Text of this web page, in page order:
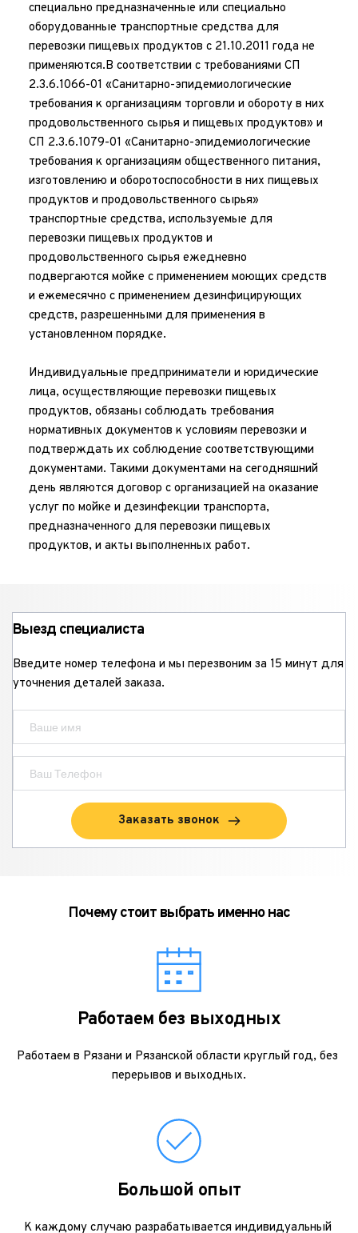
специально предназначенные или специально
оборудованные транспортные средства для
перевозки пищевых продуктов с 21.10.2011 года не
применяются.В соответствии с требованиями СП
2.3.6.1066-01 «Санитарно-эпидемиологические
требования к организациям торговли и обороту в них
продовольственного сырья и пищевых продуктов» и
СП 2.3.6.1079-01 «Санитарно-эпидемиологические
требования к организациям общественного питания,
изготовлению и оборотоспособности в них пищевых
продуктов и продовольственного сырья»
транспортные средства, используемые для
перевозки пищевых продуктов и
продовольственного сырья ежедневно
подвергаются мойке с применением моющих средств
и ежемесячно с применением дезинфицирующих
средств, разрешенными для применения в
установленном порядке.
Индивидуальные предприниматели и юридические
лица, осуществляющие перевозки пищевых
продуктов, обязаны соблюдать требования
нормативных документов к условиям перевозки и
подтверждать их соблюдение соответствующими
документами. Такими документами на сегодняшний
день являются договор с организацией на оказание
услуг по мойке и дезинфекции транспорта,
предназначенного для перевозки пищевых
продуктов, и акты выполненных работ.
Выезд специалиста
Введите номер телефона и мы перезвоним за 15 минут для
уточнения деталей заказа.
Заказать звонок
Почему стоит выбрать именно нас
Работаем без выходных
Работаем в Рязани и Рязанской области круглый год, без
перерывов и выходных.
Большой опыт
К каждому случаю разрабатывается индивидуальный